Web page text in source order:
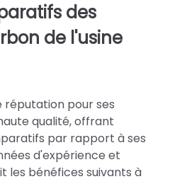
des
de l'usine
réputation pour ses
qualité, offrant
par rapport à ses
d'expérience et
les bénéfices suivants à